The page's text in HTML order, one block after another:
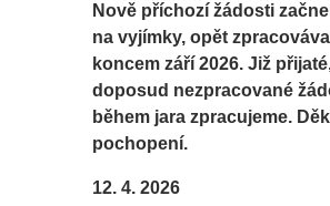
Nově příchozí žádosti
na vyjímky, opět
koncem září 2026. Již
doposud nezpracované
během jara zpracujeme.
pochopení.
12. 4. 2026